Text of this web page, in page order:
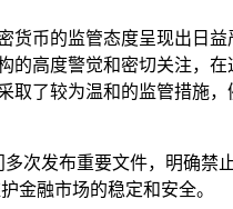
货币的监管态度呈现出日
的高度警觉和密切关注，
取了较为温和的监管措施
多次发布重要文件，明确
金融市场的稳定和安全。